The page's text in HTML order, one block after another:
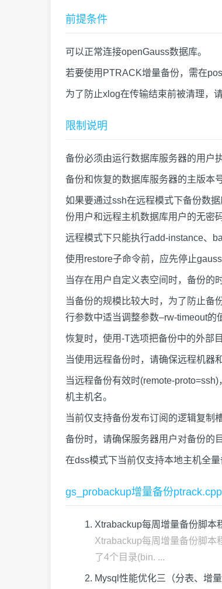
前提条件
可以正常连接openGauss数据库。
若要使用PTRACK增量备份，需在
为了防止xlog在传输结束前被清理，
限制说明
备份必须由运行数据库服务器的用户执
备份和恢复的数据库服务器的主版本
如果要通过ssh在远程模式下备份数
份用户和远程主机数据库用户的无密
远程模式下只能执行add-instance、
使用restore子命令前，应先停止
当存在用户自定义表空间时，备份的
当备份的规模比较大时，为了防止备
行参数中适当调整参数–rw-timeout的
恢复时，使用-T选项把备份中的外部
当使用远程备份时，请确保远程机器
当远程备份有效时(remote-
机主机名。
当前仅支持备份发布订阅的逻辑复制槽
备份时，请确保服务器用户对备份的
在dss模式下当前仅支持本地主机全量
gs_probackup增量备份
Xtrabackup每周增量备份脚本
Xtrabackup每周增量备份脚本
了4个目录(bin. ...
Mysql性能优化三（分表、增量